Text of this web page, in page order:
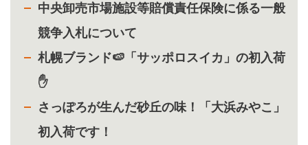
中央卸売市場施設等賠償責任保険に係る一般
競争入札について
札幌ブランド🍉「サッポロスイカ」の初入荷
✋
さっぽろが生んだ砂丘の味！「大浜みやこ」
初入荷です！